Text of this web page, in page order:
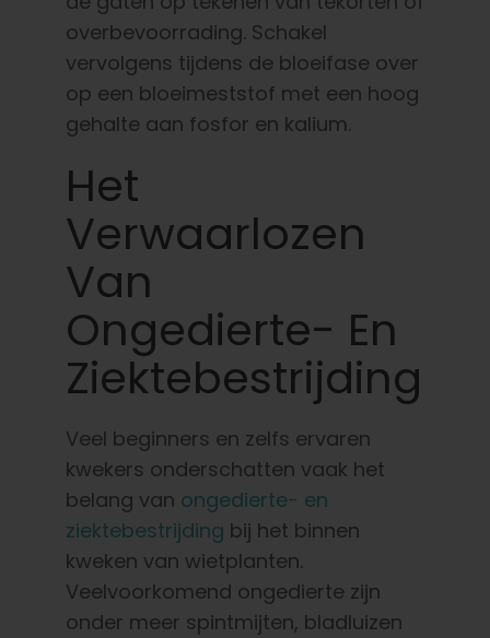
overbevoorrading. Schakel
vervolgens tijdens de bloeifase over
op een bloeimeststof met een hoog
gehalte aan fosfor en kalium.
Het
Verwaarlozen
Van
Ongedierte- En
Ziektebestrijding
Veel beginners en zelfs ervaren
kwekers onderschatten vaak het
belang van ongedierte- en
ziektebestrijding bij het binnen
kweken van wietplanten.
Veelvoorkomend ongedierte zijn
onder meer spintmijten, bladluizen